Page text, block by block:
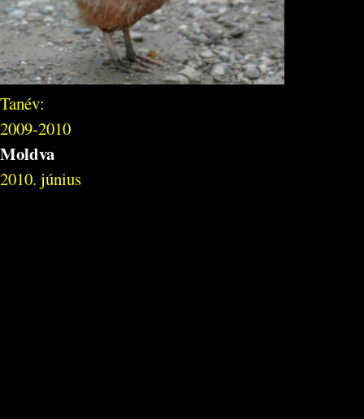
Tanév:
2009-2010
Moldva
2010. június